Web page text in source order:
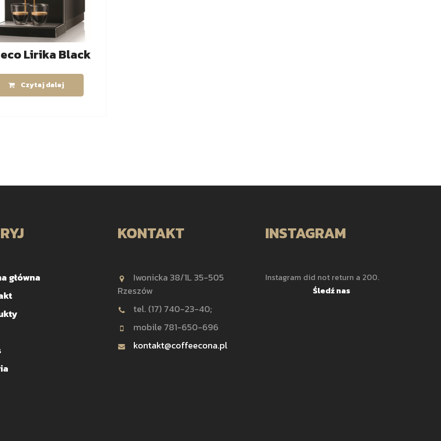
Lirika Black
Czytaj dalej
główna
KONTAKT
Iwonicka 38/1L 35-505
Rzeszów
tel. (17) 740-23-40;
mobile 781-650-696
kontakt@coffeecona.pl
INSTAGRAM
Instagram did not return a 200.
Śledź nas